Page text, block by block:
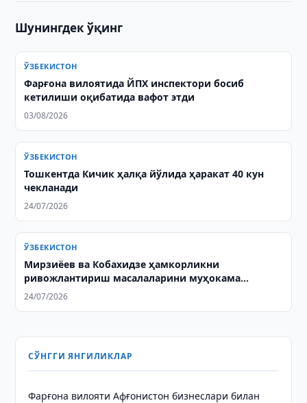
Шунингдек ўқинг
ЎЗБЕКИСТОН
Фарғона вилоятида ЙПХ инспектори босиб
кетилиши оқибатида вафот этди
03/08/2026
ЎЗБЕКИСТОН
Тошкентда Кичик ҳалқа йўлида ҳаракат 40 кун
чекланади
24/07/2026
ЎЗБЕКИСТОН
Мирзиёев ва Кобахидзе ҳамкорликни
ривожлантириш масалаларини муҳокама
қилишди
24/07/2026
СЎНГГИ ЯНГИЛИКЛАР
Фарғона вилояти Афғонистон бизнеслари билан